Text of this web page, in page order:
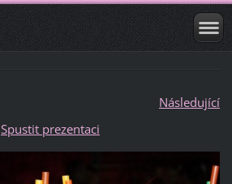
Následující
Spustit prezentaci